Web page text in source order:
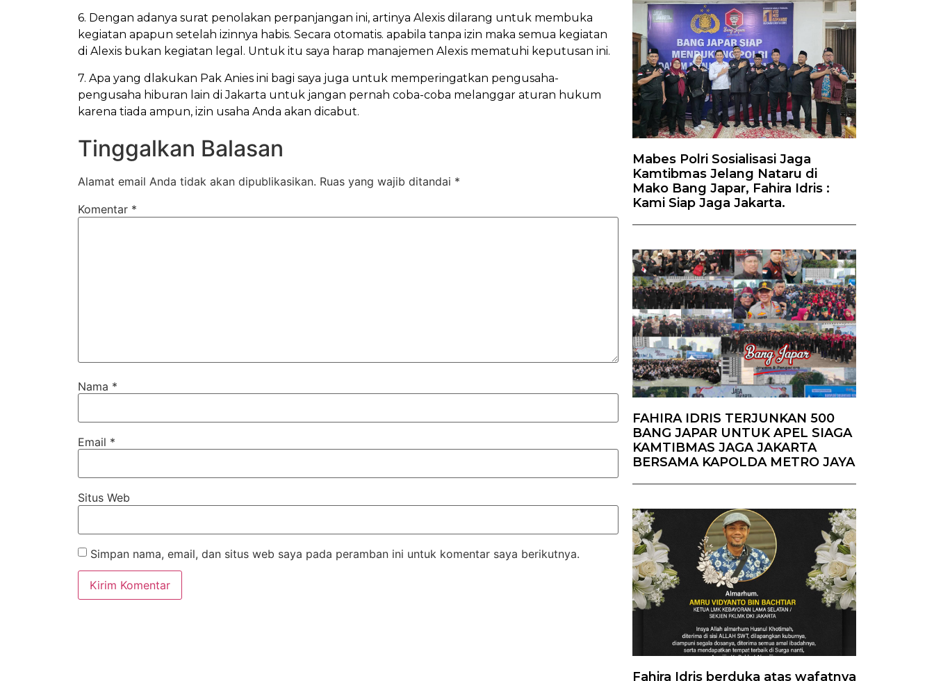
6. Dengan adanya surat penolakan perpanjangan ini, artinya Alexis dilarang untuk membuka
kegiatan apapun setelah izinnya habis. Secara otomatis. apabila tanpa izin maka semua kegiatan
di Alexis bukan kegiatan legal. Untuk itu saya harap manajemen Alexis mematuhi keputusan ini.
7. Apa yang dlakukan Pak Anies ini bagi saya juga untuk memperingatkan pengusaha-
pengusaha hiburan lain di Jakarta untuk jangan pernah coba-coba melanggar aturan hukum
karena tiada ampun, izin usaha Anda akan dicabut.
Tinggalkan Balasan
Alamat email Anda tidak akan dipublikasikan. Ruas yang wajib ditandai *
Komentar *
Nama *
Email *
Situs Web
Simpan nama, email, dan situs web saya pada peramban ini untuk komentar saya berikutnya.
Mabes Polri Sosialisasi Jaga
Kamtibmas Jelang Nataru di
Mako Bang Japar, Fahira Idris :
Kami Siap Jaga Jakarta.
FAHIRA IDRIS TERJUNKAN 500
BANG JAPAR UNTUK APEL SIAGA
KAMTIBMAS JAGA JAKARTA
BERSAMA KAPOLDA METRO JAYA
Fahira Idris berduka atas wafatnya